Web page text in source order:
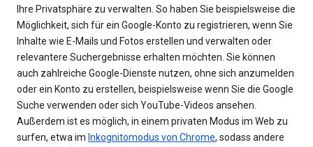
Ihre Privatsphäre zu verwalten. So haben Sie beispielsweise die
Möglichkeit, sich für ein Google-Konto zu registrieren, wenn Sie
Inhalte wie E-Mails und Fotos erstellen und verwalten oder
relevantere Suchergebnisse erhalten möchten. Sie können
auch zahlreiche Google-Dienste nutzen, ohne sich anzumelden
oder ein Konto zu erstellen, beispielsweise wenn Sie die Google
Suche verwenden oder sich YouTube-Videos ansehen.
Außerdem ist es möglich, in einem privaten Modus im Web zu
surfen, etwa im Inkognitomodus von Chrome, sodass andere